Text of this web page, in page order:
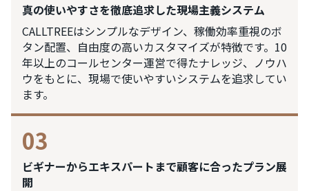
真の使いやすさを徹底追求した現場主義システム
CALLTREEはシンプルなデザイン、稼働効率重視のボ
タン配置、自由度の高いカスタマイズが特徴です。10
年以上のコールセンター運営で得たナレッジ、ノウハ
ウをもとに、現場で使いやすいシステムを追求してい
ます。
03
ビギナーからエキスパートまで顧客に合ったプラン展
開